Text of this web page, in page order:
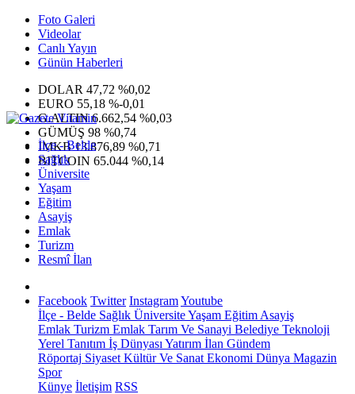
Foto Galeri
Videolar
Canlı Yayın
Günün Haberleri
DOLAR 47,72 %0,02
EURO 55,18 %-0,01
G.ALTIN6.662,54 %0,03
GÜMÜŞ 98 %0,74
IMKB13.876,89 %0,71
BITCOIN 65.044 %0,14
İlçe - Belde
Sağlık
Üniversite
Yaşam
Eğitim
Asayiş
Emlak
Turizm
Resmî İlan
Facebook Twitter InstagramYoutube
İlçe - Belde Sağlık ÜniversiteYaşam Eğitim Asayiş
Emlak Turizm Emlak Tarım Ve Sanayi Belediye Teknoloji
Yerel Tanıtım İş Dünyası Yatırım İlan Gündem
Röportaj Siyaset Kültür Ve Sanat Ekonomi Dünya Magazin
Spor
Künye İletişim RSS